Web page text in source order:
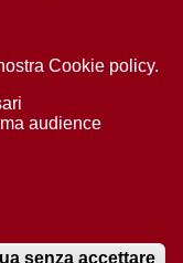
2012 del 18 giugno
Cookie policy.
audience
senza accettare